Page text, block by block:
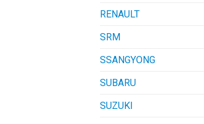
RENAULT
SRM
SSANGYONG
SUBARU
SUZUKI